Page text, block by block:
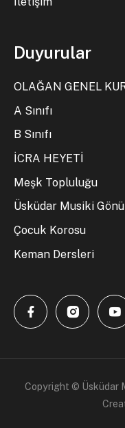
Duyurular
OLAĞAN GENEL
A Sınıfı
B Sınıfı
İCRA HEYETİ
Meşk Topluluğu
Üsküdar Musiki
Çocuk Korosu
Keman Dersleri
Copyright © Üsküdar